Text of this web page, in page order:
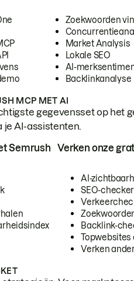
Zoekwoorden
Market Analysis
Lokale SEO
AI-
Backlinkanalyse
MCP MET AI
gegevensset op het
je AI-assistenten.
Semrush Verken onze
AI-
SEO-checker
Backlink-
Topwebsites
Verken